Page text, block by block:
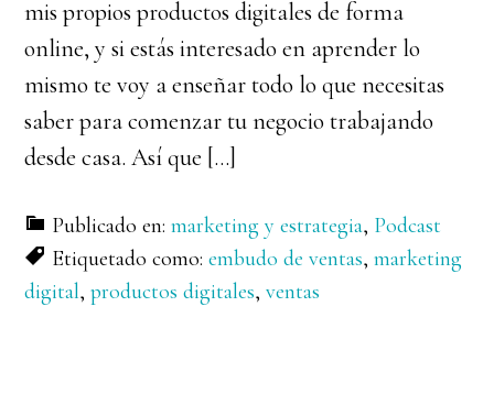
mis propios productos digitales de forma
online, y si estás interesado en aprender lo
mismo te voy a enseñar todo lo que necesitas
saber para comenzar tu negocio trabajando
desde casa. Así que […]
Publicado en:marketing y estrategia, Podcast
Etiquetado como:embudo de ventas,marketing
digital,productos digitales,ventas